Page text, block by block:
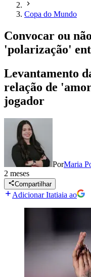
Copa do Mundo
Convocar ou
'polarização'
Levantamento
relação de
jogador
PorMaria
2 meses
Compartilhar
Adicionar Itatiaia ao